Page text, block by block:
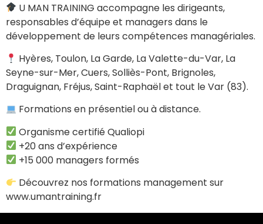
U MAN TRAINING accompagne les dirigeants,
responsables d’équipe et managers dans le
développement de leurs compétences managériales.
Hyères, Toulon, La Garde, La Valette-du-Var, La
Seyne-sur-Mer, Cuers, Solliès-Pont, Brignoles,
Draguignan, Fréjus, Saint-Raphaël et tout le Var (83).
Formations en présentiel ou à distance.
Organisme certifié Qualiopi
+20 ans d’expérience
+15 000 managers formés
Découvrez nos formations management sur
www.umantraining.fr